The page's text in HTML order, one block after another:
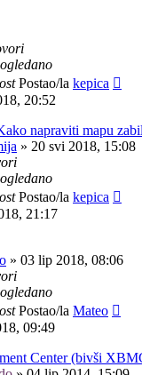
Postao/la kepica
20:52
napraviti mapu
» 20 svi 2018, 15:08
Postao/la kepica
21:17
» 03 lip 2018, 08:06
Postao/la Mateo
09:49
Center (bivši